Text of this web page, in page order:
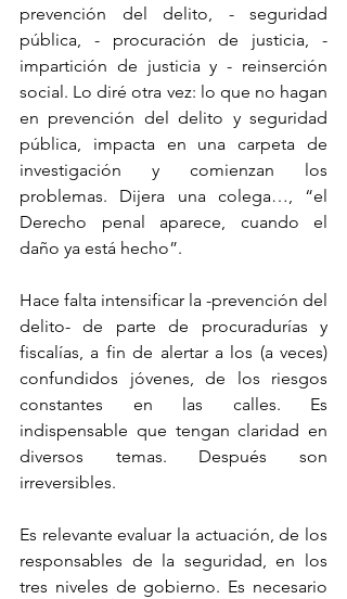
prevención del delito, - seguridad
pública, - procuración de justicia, -
impartición de justicia y - reinserción
social. Lo diré otra vez: lo que no hagan
en prevención del delito y seguridad
pública, impacta en una carpeta de
investigación y comienzan los
problemas. Dijera una colega…, “el
Derecho penal aparece, cuando el
daño ya está hecho”.
Hace falta intensificar la -prevención del
delito- de parte de procuradurías y
fiscalías, a fin de alertar a los (a veces)
confundidos jóvenes, de los riesgos
constantes en las calles. Es
indispensable que tengan claridad en
diversos temas. Después son
irreversibles.
Es relevante evaluar la actuación, de los
responsables de la seguridad, en los
tres niveles de gobierno. Es necesario